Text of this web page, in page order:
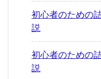
初心者のため
説
初心者のため
説